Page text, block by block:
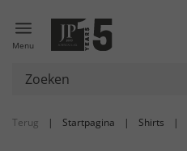
Menu
Terug | Startpagina | Shirts |